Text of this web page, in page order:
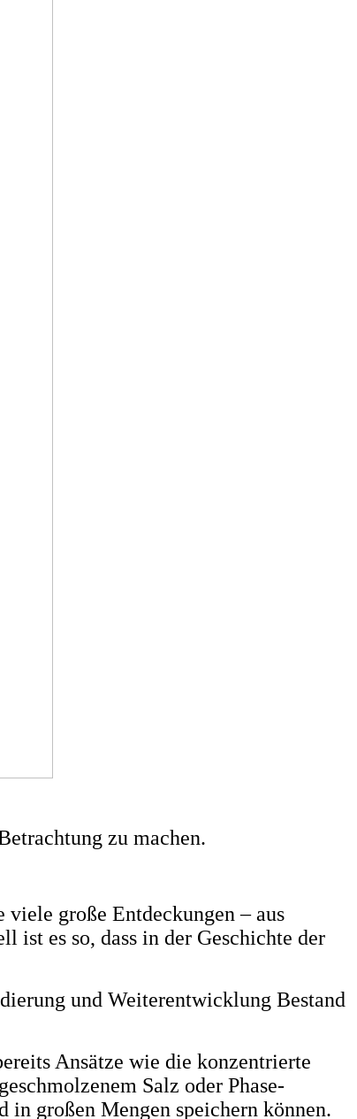
zu machen.
große Entdeckungen – aus
ist es so, dass in der Geschichte der
und Weiterentwicklung Bestand
Ansätze wie die konzentrierte
Salz oder Phase-
in großen Mengen speichern können.